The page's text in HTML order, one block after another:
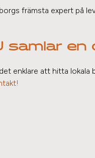
främsta expert på
samlar en
enklare att hitta lokala